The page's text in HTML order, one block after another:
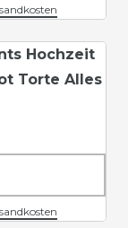
Hochzeit
Torte Alles